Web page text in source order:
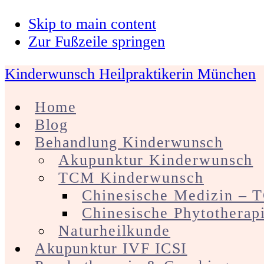
Skip to main content
Zur Fußzeile springen
Kinderwunsch Heilpraktikerin München
Home
Blog
Behandlung Kinderwunsch
Akupunktur Kinderwunsch
TCM Kinderwunsch
Chinesische Medizin –
Chinesische
Naturheilkunde
Akupunktur IVF ICSI